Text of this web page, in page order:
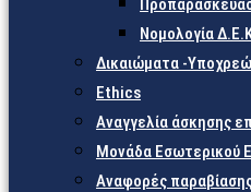
Νομολογία
Δικαιώματα -
Ethics
Αναγγελία άσκησης
Μονάδα Εσωτερικού
Αναφορές